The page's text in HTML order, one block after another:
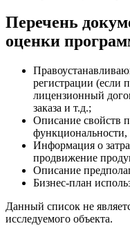
Перечень
оценки
регистрации (если
лицензионный
заказа и т.д.;
Описание свойств
функциональности,
Информация о
продвижение
Описание
Бизнес-план
Данный список не
исследуемого объекта.